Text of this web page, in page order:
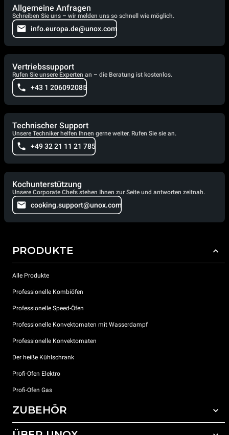
Allgemeine Anfragen
Schreiben Sie uns – wir melden uns so schnell wie möglich.
info.europa.de@unox.com
Vertriebssupport
Rufen Sie unsere Experten an – die Beratung ist kostenlos.
+43 1 206092085
Technischer Support
Unsere Techniker helfen Ihnen gerne weiter. Rufen Sie sie an.
+49 32 21 11 21 785
Kochunterstützung
Unsere Corporate Chefs stehen Ihnen zur Seite und antworten zeitnah.
cooking.support@unox.com
PRODUKTE
Alle Produkte
Professionelle Kombiöfen
Professionelle Speed-Öfen
Professionelle Konvektomaten mit Wasserdampf
Professionelle Konvektomaten
Der heiße Kühlschrank
Profi-Ofen Elektro
Profi-Ofen Gas
ZUBEHÖR